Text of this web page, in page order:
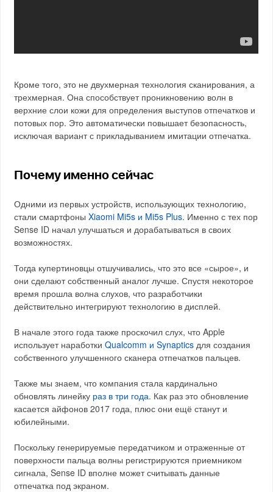
Кроме того, это не двухмерная технология сканирования, а
трехмерная. Она способствует проникновению волн в
верхние слои кожи для определения выступов отпечатков и
потовых пор. Это автоматически повышает безопасность,
исключая вариант с прикладыванием имитации отпечатка.
Почему именно сейчас
Одними из первых устройств, использующих технологию,
стали смартфоныXiaomi Mi5s и Mi5s Plus. Именно с тех пор
Sense ID начал улучшаться и дорабатываться в своих
возможностях.
Тогда купертиновцы отшучивались, что это все «сырое», и
они сделают собственный аналог лучше. Спустя некоторое
время прошла волна слухов, что разработчики
действительно интегрируют технологию в дисплей.
В начале этого года также проскочил слух, что Apple
использует наработкиQualcomm и Synaptics для создания
собственного улучшенного сканера отпечатков пальцев.
Также мы знаем, что компания стала кардинально
обновлять линейку раз в три года. Как раз это обновление
касается айфонов 2017 года, плюс они ещё станут и
юбилейными.
Поскольку генерируемые передатчиком и отраженные от
поверхности пальца волны регистрируются приемником
сигнала, Sense ID вполне может считывать данные
отпечатка под экраном.